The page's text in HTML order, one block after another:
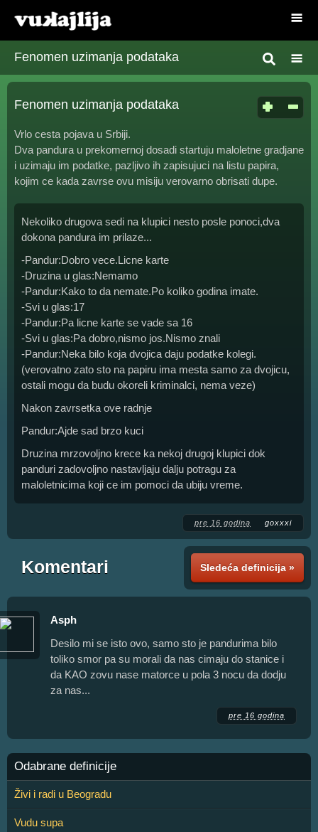
Fenomen uzimanja podataka
Fenomen uzimanja podataka
Vrlo cesta pojava u Srbiji.
Dva pandura u prekomernoj dosadi startuju maloletne gradjane
i uzimaju im podatke, pazljivo ih zapisujuci na listu papira,
kojim ce kada zavrse ovu misiju verovarno obrisati dupe.
Nekoliko drugova sedi na klupici nesto posle ponoci,dva
dokona pandura im prilaze...
-Pandur:Dobro vece.Licne karte
-Druzina u glas:Nemamo
-Pandur:Kako to da nemate.Po koliko godina imate.
-Svi u glas:17
-Pandur:Pa licne karte se vade sa 16
-Svi u glas:Pa dobro,nismo jos.Nismo znali
-Pandur:Neka bilo koja dvojica daju podatke kolegi.
(verovatno zato sto na papiru ima mesta samo za dvojicu,
ostali mogu da budu okoreli kriminalci, nema veze)
Nakon zavrsetka ove radnje
Pandur:Ajde sad brzo kuci
Druzina mrzovoljno krece ka nekoj drugoj klupici dok
panduri zadovoljno nastavljaju dalju potragu za
maloletnicima koji ce im pomoci da ubiju vreme.
pre 16 godina goxxxi
Sledeća definicija »
Komentari
Asph
Desilo mi se isto ovo, samo sto je pandurima bilo
toliko smor pa su morali da nas cimaju do stanice i
da KAO zovu nase matorce u pola 3 nocu da dodju
za nas...
pre 16 godina
Odabrane definicije
Živi i radi u Beogradu
Vudu supa